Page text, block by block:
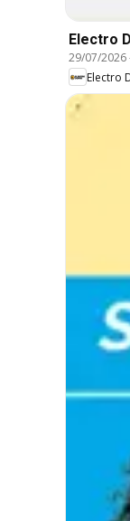
Electro
29/07/2026
Electro